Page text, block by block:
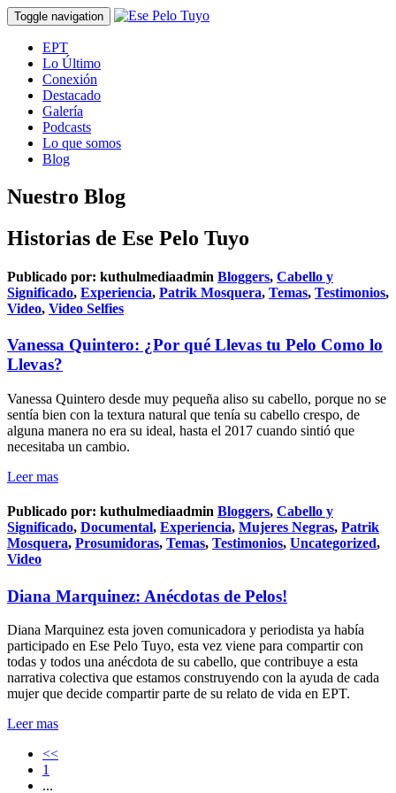
Toggle navigation
EPT
Lo Último
Conexión
Destacado
Galería
Podcasts
Lo que somos
Blog
Nuestro Blog
Historias de Ese Pelo Tuyo
Publicado por: kuthulmediaadmin Bloggers, Cabello y
Significado, Experiencia, Patrik Mosquera, Temas, Testimonios,
Video, Video Selfies
Vanessa Quintero: ¿Por qué Llevas tu Pelo Como lo
Llevas?
Vanessa Quintero desde muy pequeña aliso su cabello, porque no se
sentía bien con la textura natural que tenía su cabello crespo, de
alguna manera no era su ideal, hasta el 2017 cuando sintió que
necesitaba un cambio.
Leer mas
Publicado por: kuthulmediaadmin Bloggers, Cabello y
Significado, Documental, Experiencia, Mujeres Negras, Patrik
Mosquera, Prosumidoras, Temas, Testimonios, Uncategorized,
Video
Diana Marquinez: Anécdotas de Pelos!
Diana Marquinez esta joven comunicadora y periodista ya había
participado en Ese Pelo Tuyo, esta vez viene para compartir con
todas y todos una anécdota de su cabello, que contribuye a esta
narrativa colectiva que estamos construyendo con la ayuda de cada
mujer que decide compartir parte de su relato de vida en EPT.
Leer mas
<<
1
...